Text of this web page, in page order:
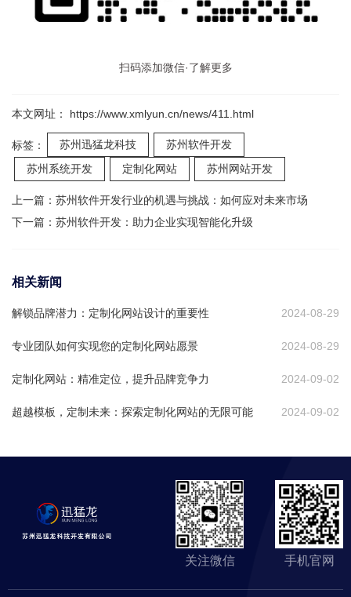
扫码添加微信·了解更多
本文网址： https://www.xmlyun.cn/news/411.html
标签： 苏州迅猛龙科技
苏州软件开发
苏州系统开发
定制化网站 苏州网站开发
上一篇： 苏州软件开发行业的机遇与挑战：如何应对未来市场
下一篇： 苏州软件开发：助力企业实现智能化升级
相关新闻
2024-08-29
解锁品牌潜力：定制化网站设计的重要性
2024-08-29
专业团队如何实现您的定制化网站愿景
2024-09-02
定制化网站：精准定位，提升品牌竞争力
2024-09-02
超越模板，定制未来：探索定制化网站的无限可能
关注微信 手机官网